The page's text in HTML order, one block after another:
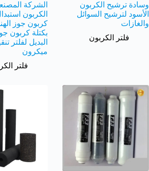
وسادة ترشيح الكربون
الأسود لترشيح السوائل
والغازات
فلتر الكربون
الشركة
الكربون
كربون جوز
بكتلة كربون
ميكرون
فلتر